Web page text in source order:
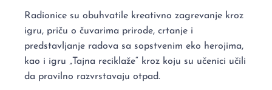
Radionice su obuhvatile kreativno zagrevanje kroz
igru, priču o čuvarima prirode, crtanje i
predstavljanje radova sa sopstvenim eko herojima,
kao i igru „Tajna reciklaže“ kroz koju su učenici učili
da pravilno razvrstavaju otpad.